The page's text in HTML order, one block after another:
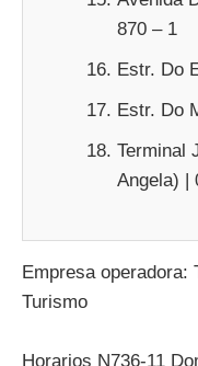
870 – 1
Estr. Do
Estr. Do
Terminal
Angela) |
Empresa operadora:
Turismo
Horarios N736-11